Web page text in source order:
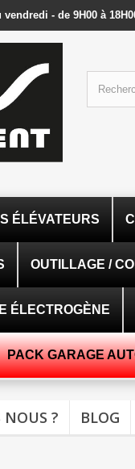
- de 9H00 à
ÉLÉVATEURS
OUTILLAGE /
ÉLECTROGÈNE
PACK GARAGE
? BLOG